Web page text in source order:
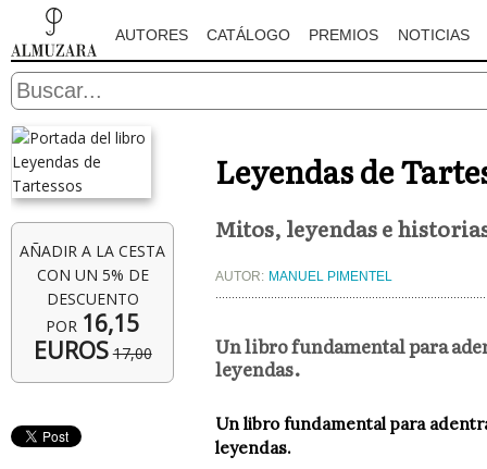
AUTORES CATÁLOGO PREMIOS NOTICIAS
AÑADIR A LA CESTA
CON UN 5% DE
DESCUENTO
POR 16,15
EUROS 17,00
Leyendas de
Mitos, leyendas e
AUTOR: MANUEL PIMENTEL
Un libro fundamental para
leyendas.
Un libro fundamental para
leyendas.